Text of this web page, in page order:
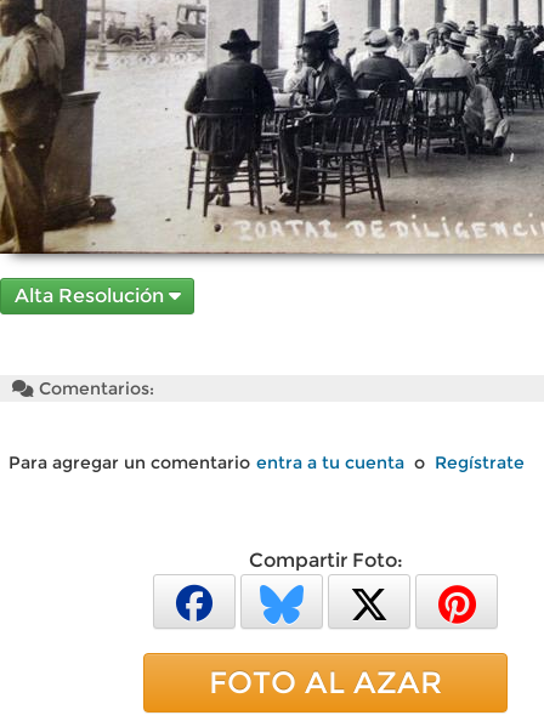
Alta Resolución
Comentarios:
Para agregar un comentario entra a tu cuenta o Regístrate
Compartir Foto:
FOTO AL AZAR